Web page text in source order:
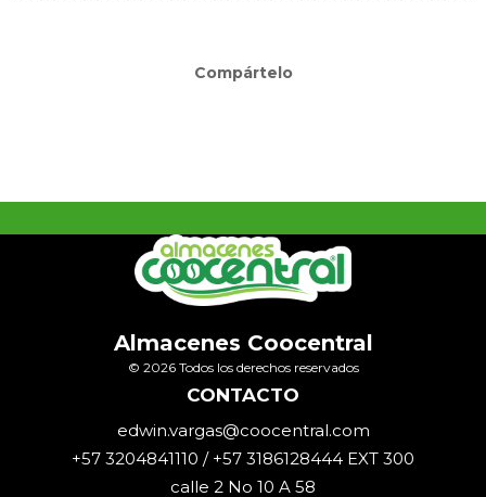
Compártelo
Almacenes Coocentral
© 2026 Todos los derechos reservados
CONTACTO
edwin.vargas@coocentral.com
+57 3204841110 / +57 3186128444 EXT 300
calle 2 No 10 A 58